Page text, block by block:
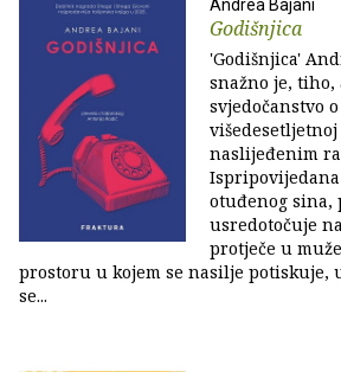
Andrea Bajani
Godišnjica
'Godišnjica'
snažno je,
svjedočanstvo
naslijeđenim
otuđenog sina,
usredotočuje
protječe u
prostoru u kojem se nasilje potiskuje,
se...